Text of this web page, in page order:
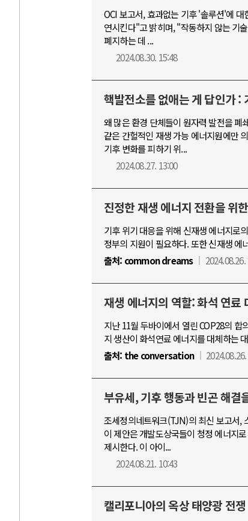
OCI 보고서, 효과없는 기후 '솔루션'에
연시킨다"고 밝히며, "작동하지 않는 기
폐지하는 데 ...
2024.08.30. 15:48
핵발전소를 없애는 게 답인가 :
왜 많은 환경 단체들이 원자력 발전을 폐
같은 간헐적인 재생 가능 에너지원에만
기후 변화를 피하기 위...
2024.08.27. 13:00
진정한 재생 에너지 전환을 위
기후 위기 대응을 위해 신재생 에너지로
정부의 지원이 필요하다. 또한 신재생
출처: common dreams
재생 에너지의 역할: 화석 연료
지난 11월 두바이에서 열린 COP28의
지 생산이 화석연료 에너지를 대체하는
출처: the conversation
부유세, 기후 행동과 빈곤 해결
조세정의네트워크(TJN)의 최신 보고서,
이 제안은 개발도상국들이 청정 에너지
제시한다. 이 아이...
2024.08.21. 10:43
캘리포니아의 옥상 태양광 전쟁